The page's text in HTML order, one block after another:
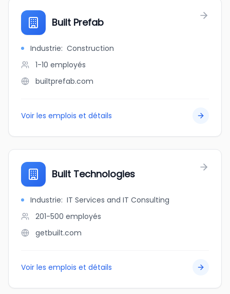
Built Prefab
Industrie: Construction
1-10 employés
builtprefab.com
Voir les emplois et détails
Built Technologies
Industrie: IT Services and IT Consulting
201-500 employés
getbuilt.com
Voir les emplois et détails